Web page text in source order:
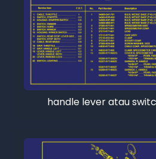
handle lever atau